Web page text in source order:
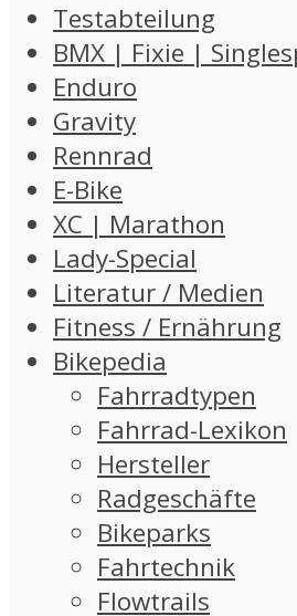
Testabteilung
BMX | Fixie |
Enduro
Gravity
Rennrad
E-Bike
XC | Marathon
Lady-Special
Literatur / Medien
Fitness / Ernährung
Bikepedia
Fahrradtypen
Fahrrad-Lexikon
Hersteller
Radgeschäfte
Bikeparks
Fahrtechnik
Flowtrails